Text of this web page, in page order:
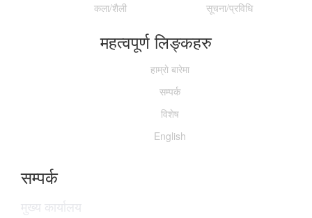
कला/शैली
सूचना/प्रविधि
महत्वपूर्ण लिङ्कहरु
हाम्राे बारेमा
सम्पर्क
विशेष
English
सम्पर्क
मुख्य कार्यालय